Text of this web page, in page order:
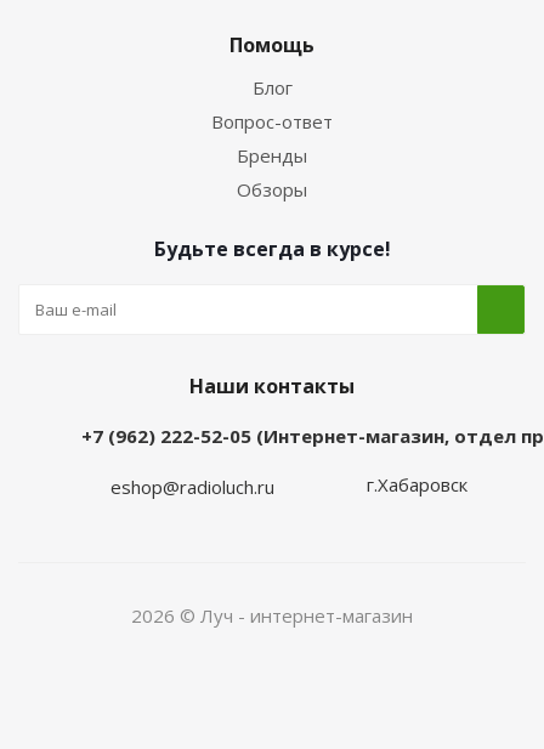
Помощь
Блог
Вопрос-ответ
Бренды
Обзоры
Будьте всегда в курсе!
Наши контакты
+7 (962) 222-52-05 (Интернет-магазин, отдел
eshop@radioluch.ru г.Хабаровск
2026 © Луч - интернет-магазин